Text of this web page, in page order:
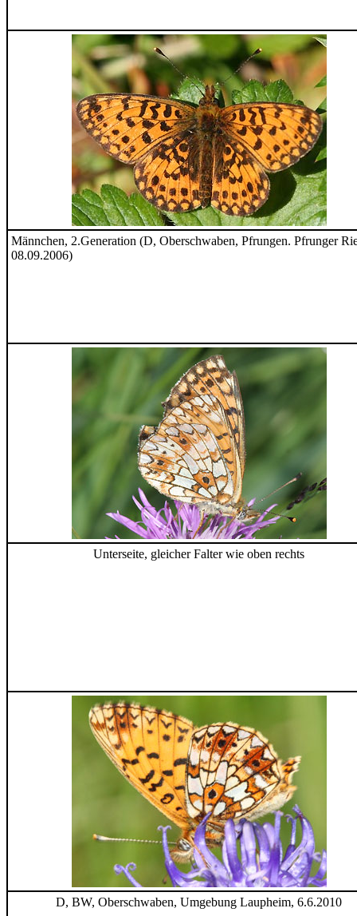
Männchen, 2.Generation (D, Oberschwaben, Pfrungen. Pfrunger
08.09.2006)
Unterseite, gleicher Falter wie oben rechts
D, BW, Oberschwaben, Umgebung Laupheim, 6.6.2010